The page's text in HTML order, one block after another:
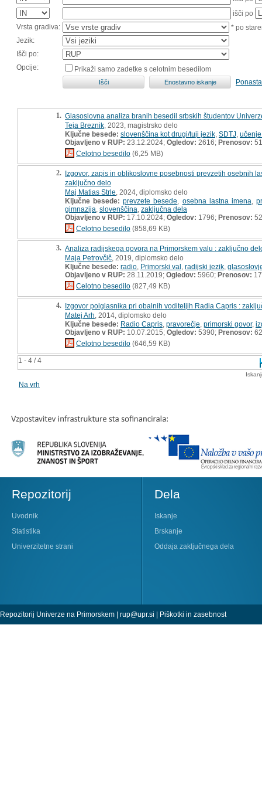
išči po
Vrsta gradiva:
* po
Jezik:
Išči po:
Opcije:
Prikaži samo zadetke s celotnim besedilom
1 - 4 / 4
1. Glasoslovna analiza branih besedil srbskih študentov
Teja Breznik , 2023, magistrsko delo
Ključne besede: slovenščina kot drugi/tuji jezik SDTJ
Objavljeno v RUP: 23.12.2024; Ogledov: 2616; Prenosov: 51
Celotno besedilo (6,25 MB)
2. Izgovor, zapis in oblikoslovne posebnosti prevzetih osebnih
zaključno delo
Maj Matias Strle , 2024, diplomsko delo
Ključne besede: prevzete besede osebna lastna imena ,
gimnazija slovenščina zaključna dela
Objavljeno v RUP: 17.10.2024; Ogledov: 1796; Prenosov: 52
Celotno besedilo (858,69 KB)
3. Analiza radijskega govora na Primorskem valu : zaključno
Maja Petrovčič , 2019, diplomsko delo
Ključne besede: radio Primorski val radijski jezik
Objavljeno v RUP: 28.11.2019; Ogledov: 5960; Prenosov:
Celotno besedilo (827,49 KB)
4. Izgovor polglasnika pri obalnih voditeljih Radia Capris :
Matej Arh , 2014, diplomsko delo
Ključne besede: Radio Capris pravorečje primorski govor,
Objavljeno v RUP: 10.07.2015; Ogledov: 5390; Prenosov: 62
Celotno besedilo (646,59 KB)
Na vrh
Repozitorij
Uvodnik
Statistika
Univerzitetne strani
Dela
Iskanje
Brskanje
Oddaja zaključnega dela
Repozitorij Univerze na Primorskem | rup@upr.si | Piškotki in zasebnost